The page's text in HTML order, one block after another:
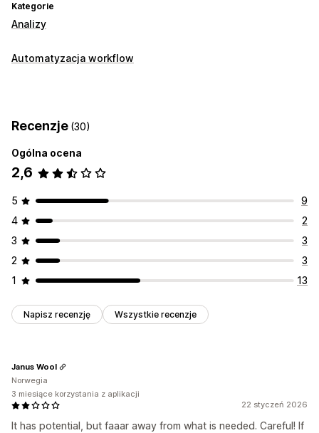
Kategorie
Analizy
Automatyzacja workflow
Recenzje (30)
Ogólna ocena
2,6
5
9
4
2
3
3
2
3
1
13
Napisz recenzję Wszystkie recenzje
22 styczeń 2026
It has potential, but faaar away from what is needed. Careful! If
Janus Wool
Norwegia
3 miesiące korzystania z aplikacji